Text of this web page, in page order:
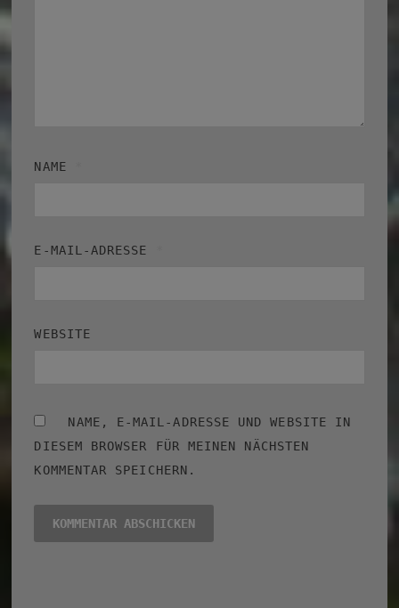
NAME
E-MAIL-ADRESSE
WEBSITE
NAME, E-MAIL-ADRESSE UND WEBSITE IN
DIESEM BROWSER FÜR MEINEN NÄCHSTEN
KOMMENTAR SPEICHERN.